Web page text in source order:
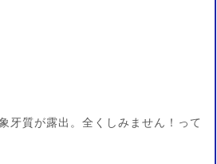
牙質が露出。全くしみません！って